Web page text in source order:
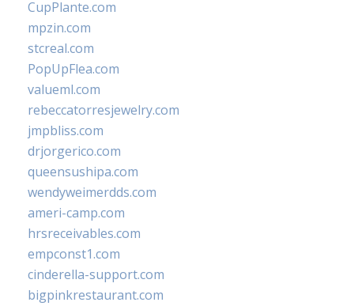
CupPlante.com
mpzin.com
stcreal.com
PopUpFlea.com
valueml.com
rebeccatorresjewelry.com
jmpbliss.com
drjorgerico.com
queensushipa.com
wendyweimerdds.com
ameri-camp.com
hrsreceivables.com
empconst1.com
cinderella-support.com
bigpinkrestaurant.com